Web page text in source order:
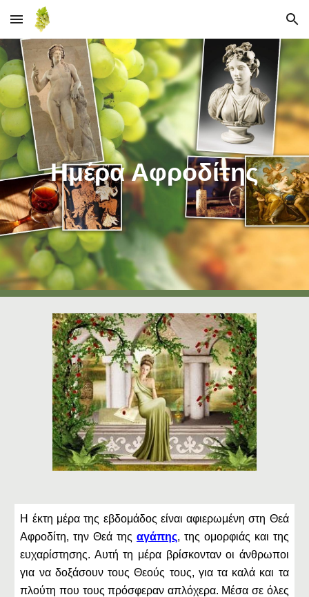
Skip to main content Skip to navigation
Ημέρα Αφροδίτης
Η έκτη μέρα της εβδομάδος είναι αφιερωμένη στη Θεά
Αφροδίτη, την Θεά της αγάπης, της ομορφιάς και της
ευχαρίστησης. Αυτή τη μέρα βρίσκονταν οι άνθρωποι
για να δοξάσουν τους Θεούς τους, για τα καλά και τα
πλούτη που τους πρόσφεραν απλόχερα. Μέσα σε όλες